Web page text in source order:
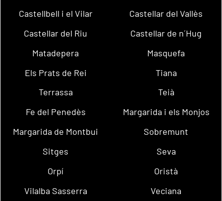
Castellbell i el Vilar
Castellar del Vallès
Castellar del Riu
Castellar de n´Hug
Matadepera
Masquefa
Els Prats de Rei
Tiana
Terrassa
Teià
Fe del Penedès
Margarida i els Monjos
Margarida de Montbui
Sobremunt
Sitges
Seva
Orpí
Oristà
Vilalba Sasserra
Veciana